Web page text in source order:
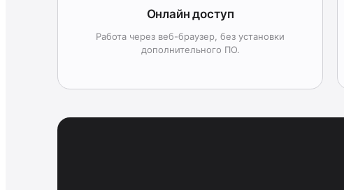
Онлайн доступ
Работа через веб-браузер, без установки
дополнительного ПО.